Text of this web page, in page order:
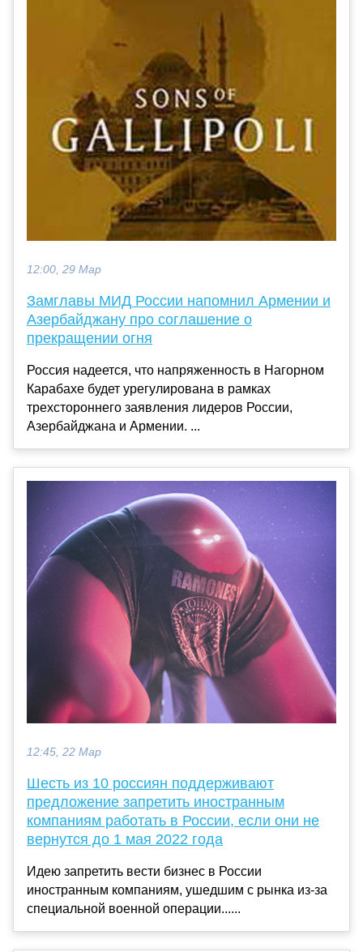
12:00, 29 Мар
Замглавы МИД России напомнил Армении и
Азербайджану про соглашение о
прекращении огня
Россия надеется, что напряженность в Нагорном
Карабахе будет урегулирована в рамках
трехстороннего заявления лидеров России,
Азербайджана и Армении. ...
12:45, 22 Мар
Шесть из 10 россиян поддерживают
предложение запретить иностранным
компаниям работать в России, если они не
вернутся до 1 мая 2022 года
Идею запретить вести бизнес в России
иностранным компаниям, ушедшим с рынка из-за
специальной военной операции......